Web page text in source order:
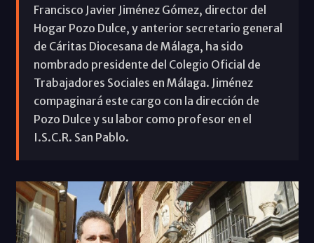
Francisco Javier Jiménez Gómez, director del
Hogar Pozo Dulce, y anterior secretario general
de Cáritas Diocesana de Málaga, ha sido
nombrado presidente del Colegio Oficial de
Trabajadores Sociales en Málaga. Jiménez
compaginará este cargo con la dirección de
Pozo Dulce y su labor como profesor en el
I.S.C.R. San Pablo.